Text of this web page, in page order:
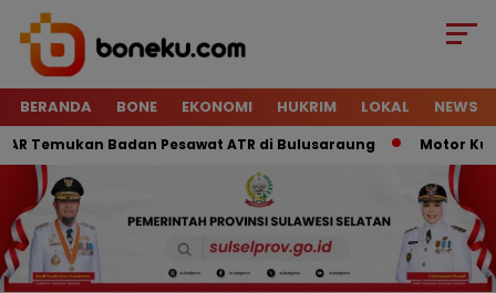
BERANDA BONE EKONOMI HUKRIM LOKAL NEWS
Badan Pesawat ATR di Bulusaraung Motor Kurir